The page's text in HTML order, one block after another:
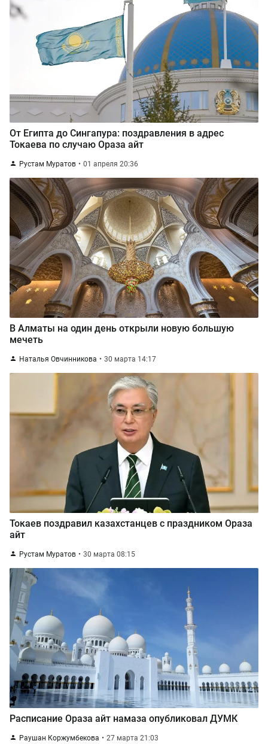
От Египта до Сингапура: поздравления в адрес
Токаева по случаю Ораза айт
Рустам Муратов 01 апреля 20:36
В Алматы на один день открыли новую большую
мечеть
Наталья Овчинникова 30 марта 14:17
Токаев поздравил казахстанцев с праздником Ораза
айт
Рустам Муратов 30 марта 08:15
Расписание Ораза айт намаза опубликовал ДУМК
Раушан Коржумбекова 27 марта 21:03